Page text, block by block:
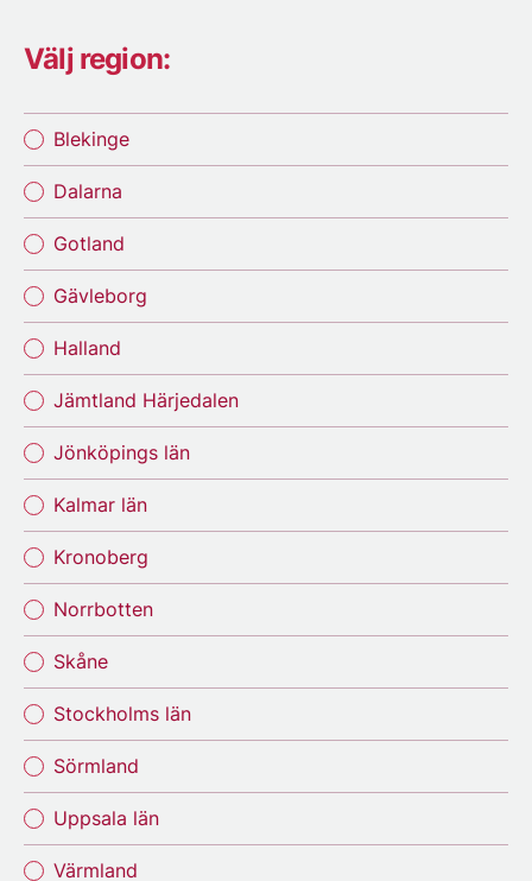
Välj region:
Blekinge
Dalarna
Gotland
Gävleborg
Halland
Jämtland Härjedalen
Jönköpings län
Kalmar län
Kronoberg
Norrbotten
Skåne
Stockholms län
Sörmland
Uppsala län
Värmland